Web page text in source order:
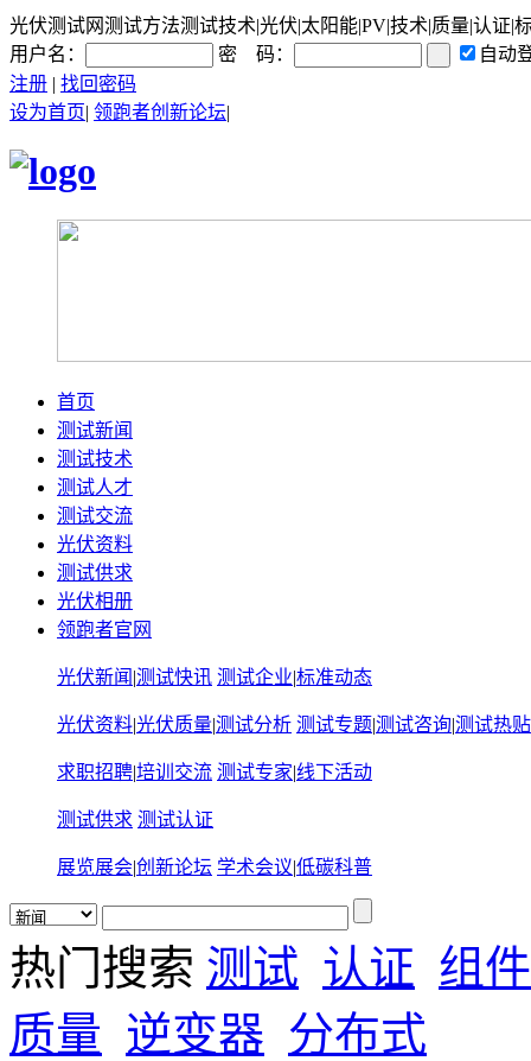
光伏测试网测试方法测试技术|光伏|太阳能|PV|技术|质量|认证|
用户名：
密 码：
自动
注册 | 找回密码
设为首页| 领跑者创新论坛|
首页
测试新闻
测试技术
测试人才
测试交流
光伏资料
测试供求
光伏相册
领跑者官网
光伏新闻 |测试快讯 测试企业|标准动态
光伏资料|光伏质量|测试分析 测试专题|测试咨询|测试热贴
求职招聘|培训交流 测试专家|线下活动
测试供求 测试认证
展览展会|创新论坛 学术会议|低碳科普
热门搜索 测试 认证 组件
质量 逆变器 分布式